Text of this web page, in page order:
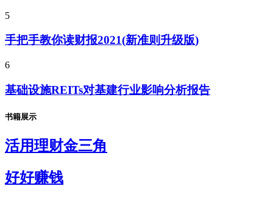
5
手把手教你读财报2021(新准则升级版)
6
基础设施REITs对基建行业影响分析报告
书籍展示
活用理财金三角
好好赚钱